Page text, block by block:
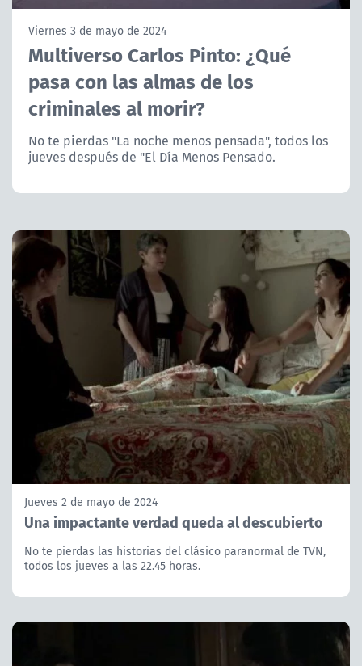
ACTUALIDAD Y TENDENCIAS
CORPORATIVO Y TRANSPARENCIA
CANAL DE DENUNCIAS
ÁREA DE PROYECTOS
Viernes 3 de mayo de 2024
Multiverso Carlos Pinto: ¿Qué
pasa con las almas de los
criminales al morir?
No te pierdas "La noche menos pensada", todos los
jueves después de "El Día Menos Pensado.
Jueves 2 de mayo de 2024
Una impactante verdad queda al descubierto
No te pierdas las historias del clásico paranormal de TVN,
todos los jueves a las 22.45 horas.